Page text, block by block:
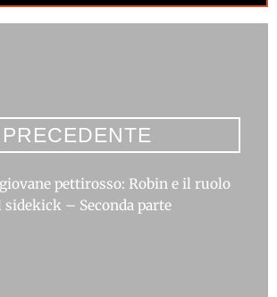
PRECEDENTE
pettirosso: Robin e il ruolo
sidekick – Seconda parte